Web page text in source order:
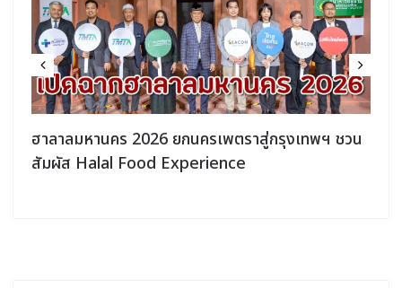
ฮาลาลมหานคร 2026 ยกนครเพตราสู่กรุงเทพฯ ชวน
สัมผัส Halal Food Experience